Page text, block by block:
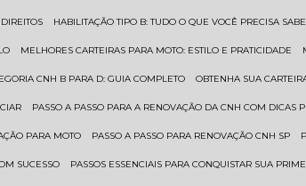
HABILITAÇÃO TIPO B: TUDO O QUE VOCÊ PRECISA
MELHORES CARTEIRAS PARA MOTO: ESTILO E PRATICIDADE
CNH B PARA D: GUIA COMPLETO OBTENHA SUA
PASSO A PASSO PARA A RENOVAÇÃO DA CNH COM DICAS
PARA MOTO PASSO A PASSO PARA RENOVAÇÃO CNH SP
SUCESSO PASSOS ESSENCIAIS PARA CONQUISTAR SUA